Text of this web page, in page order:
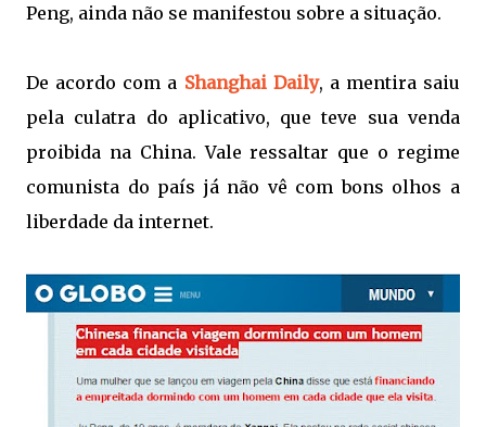
Peng, ainda não se manifestou sobre a situação.
De acordo com a Shanghai Daily, a mentira saiu
pela culatra do aplicativo, que teve sua venda
proibida na China. Vale ressaltar que o regime
comunista do país já não vê com bons olhos a
liberdade da internet.